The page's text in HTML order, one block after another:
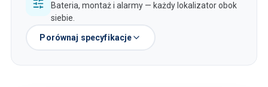
Bateria, montaż i alarmy — każdy lokalizator obok
siebie.
Porównaj specyfikacje